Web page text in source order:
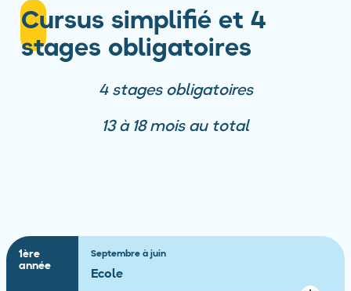
Cursus simplifié et 4
stages obligatoires
4 stages obligatoires
13 à 18 mois au total
1ère
année
Septembre à juin
Ecole